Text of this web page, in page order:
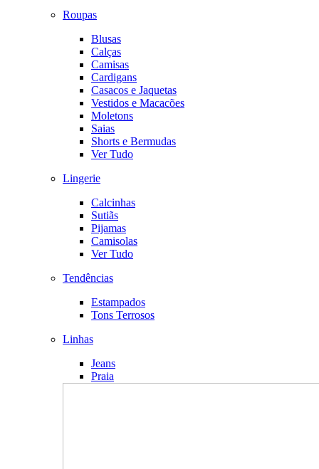
Roupas
Blusas
Calças
Camisas
Cardigans
Casacos e Jaquetas
Vestidos e Macacões
Moletons
Saias
Shorts e Bermudas
Ver Tudo
Lingerie
Calcinhas
Sutiãs
Pijamas
Camisolas
Ver Tudo
Tendências
Estampados
Tons Terrosos
Linhas
Jeans
Praia